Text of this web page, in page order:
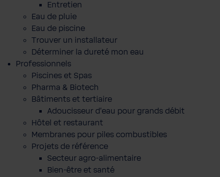
Entretien
Eau de pluie
Eau de piscine
Trouver un installateur
Déterminer la dureté mon eau
Professionnels
Piscines et Spas
Pharma & Biotech
Bâtiments et tertiaire
Adoucisseur d'eau pour grands débit
Hôtel et restaurant
Membranes pour piles combustibles
Projets de référence
Secteur agro-alimentaire
Bien-être et santé